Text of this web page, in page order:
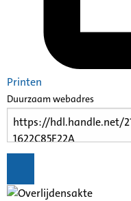
Printen
Duurzaam webadres